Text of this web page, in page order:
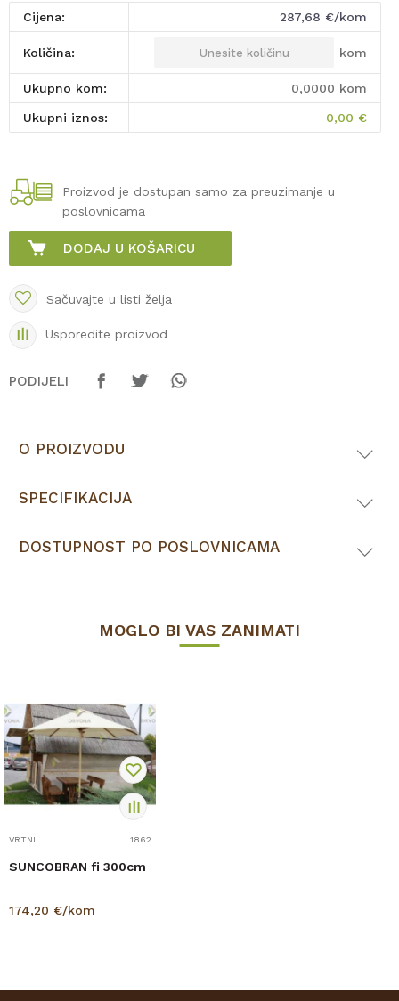
Cijena: 287,68 €/kom
Količina: kom
Ukupno kom: 0,0000 kom
Ukupni iznos: 0,00 €
Proizvod je dostupan samo za preuzimanje u
poslovnicama
DODAJ U KOŠARICU
Sačuvajte u listi želja
Usporedite proizvod
PODIJELI
O PROIZVODU
SPECIFIKACIJA
DOSTUPNOST PO POSLOVNICAMA
MOGLO BI VAS ZANIMATI
1862
SUNCOBRAN fi 300cm
174,20 €/kom